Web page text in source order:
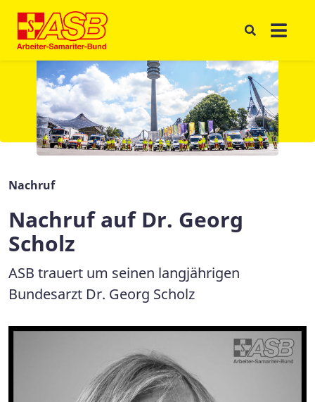
Nachruf
Nachruf auf Dr. Georg
Scholz
ASB trauert um seinen langjährigen
Bundesarzt Dr. Georg Scholz